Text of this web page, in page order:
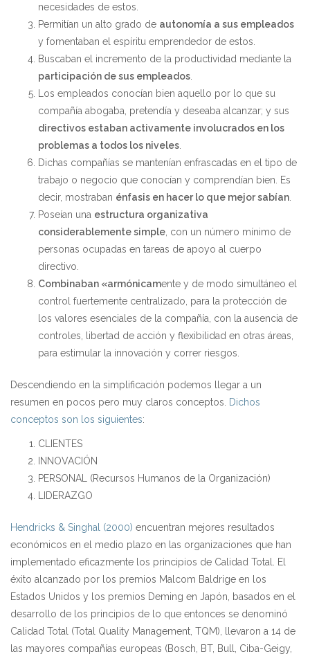
necesidades de estos.
Permitían un alto grado de autonomía a sus empleados
y fomentaban el espíritu emprendedor de estos.
Buscaban el incremento de la productividad mediante la
participación de sus empleados
Los empleados conocían bien aquello por lo que su
compañía abogaba, pretendía y deseaba alcanzar; y sus
directivos estaban activamente involucrados en los
problemas a todos los niveles
Dichas compañías se mantenían enfrascadas en el tipo de
trabajo o negocio que conocían y comprendían bien. Es
decir, mostraban énfasis en hacer lo que mejor sabían
Poseían una estructura organizativa
considerablemente simple , con un número mínimo de
personas ocupadas en tareas de apoyo al cuerpo
directivo.
Combinaban «armónicamente y de modo simultáneo el
control fuertemente centralizado, para la protección de
los valores esenciales de la compañía, con la ausencia de
controles, libertad de acción y flexibilidad en otras áreas,
para estimular la innovación y correr riesgos.
Descendiendo en la simplificación podemos llegar a un
resumen en pocos pero muy claros conceptos.
Dichos
conceptos son los siguientes:
CLIENTES
INNOVACIÓN
PERSONAL (Recursos Humanos de la Organización)
LIDERAZGO
Hendricks & Singhal (2000) encuentran mejores resultados
económicos en el medio plazo en las organizaciones que han
implementado eficazmente los principios de Calidad Total. El
éxito alcanzado por los premios Malcom Baldrige en los
Estados Unidos y los premios Deming en Japón, basados en el
desarrollo de los principios de lo que entonces se denominó
Calidad Total (Total Quality Management, TQM), llevaron a 14 de
las mayores compañías europeas (Bosch, BT, Bull, Ciba-Geigy,